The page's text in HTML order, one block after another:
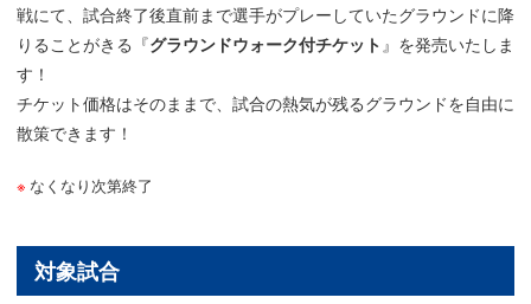
戦にて、試合終了後直前まで選手がプレーしていたグラウンドに降
りることがきる『グラウンドウォーク付チケット 』を発売いたしま
す！
チケット価格はそのままで、試合の熱気が残るグラウンドを自由に
散策できます！
なくなり次第終了
対象試合